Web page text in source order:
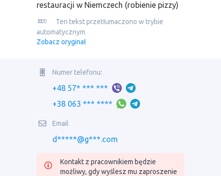
restauracji w Niemczech (robienie pizzy)
Ten tekst przetłumaczono w trybie
automatycznym
Zobacz oryginał
Numer telefonu:
+48 57* *** ***
+38 063 *** ****
Email
d*****@g***.com
Kontakt z pracownikiem będzie
możliwy, gdy wyślesz mu zaproszenie